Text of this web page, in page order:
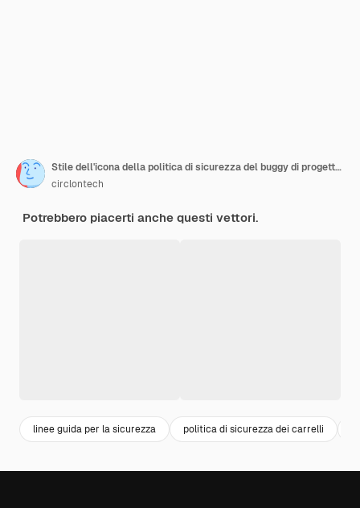
Stile dell'icona della politica di sicurezza del buggy di progettazione vettoriale
circlontech
Potrebbero piacerti anche questi vettori.
linee guida per la sicurezza politica di sicurezza dei carrelli